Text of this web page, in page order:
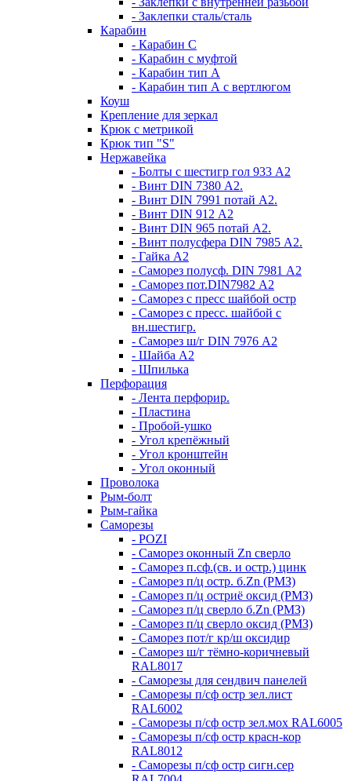
- Заклепки сталь/сталь
Карабин
- Карабин С
- Карабин с муфтой
- Карабин тип А
- Карабин тип А с вертлюгом
Коуш
Крепление для зеркал
Крюк с метрикой
Крюк тип "S"
Нержавейка
- Болты с шестигр гол 933 А2
- Винт DIN 7380 А2.
- Винт DIN 7991 потай А2.
- Винт DIN 912 А2
- Винт DIN 965 потай А2.
- Винт полусфера DIN 7985 А2.
- Гайка А2
- Саморез полусф. DIN 7981 А2
- Саморез пот.DIN7982 А2
- Саморез с пресс шайбой остр
- Саморез с пресс. шайбой с
вн.шестигр.
- Саморез ш/г DIN 7976 А2
- Шайба А2
- Шпилька
Перфорация
- Лента перфорир.
- Пластина
- Пробой-ушко
- Угол крепёжный
- Угол кронштейн
- Угол оконный
Проволока
Рым-болт
Рым-гайка
Саморезы
- POZI
- Саморез оконный Zn сверло
- Саморез п.сф.(св. и остр.) цинк
- Саморез п/ц остр. б.Zn (РМЗ)
- Саморез п/ц остриё оксид (РМЗ)
- Саморез п/ц сверло б.Zn (РМЗ)
- Саморез п/ц сверло оксид (РМЗ)
- Саморез пот/г кр/ш оксидир
- Саморез ш/г тёмно-коричневый
RAL8017
- Саморезы для сендвич панелей
- Саморезы п/сф остр зел.лист
RAL6002
- Саморезы п/сф остр зел.мох RAL6005
- Саморезы п/сф остр красн-кор
RAL8012
- Саморезы п/сф остр сигн.сер